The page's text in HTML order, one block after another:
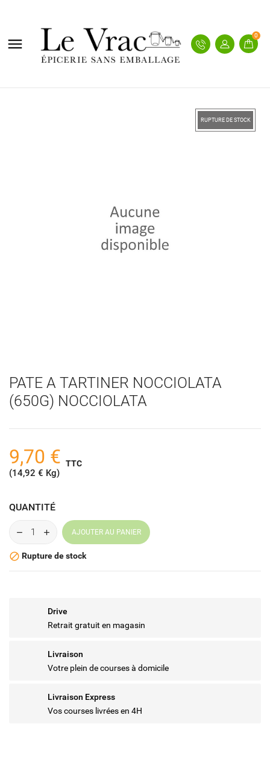
 0
RUPTURE DE STOCK
PATE A TARTINER NOCCIOLATA
(650G) NOCCIOLATA
9,70 €
(14,92 € Kg)
TTC
QUANTITÉ
AJOUTER AU PANIER
 Rupture de stock
Drive
Retrait gratuit en magasin
Livraison
Votre plein de courses à domicile
Livraison Express
Vos courses livrées en 4H